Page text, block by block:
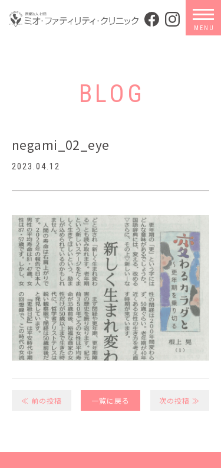
BLOG
negami_02_eye
2023.04.12
≪ 前の投稿 一覧に戻る 次の投稿 ≫